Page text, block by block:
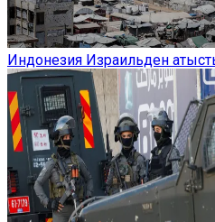
Индонезия Израильден